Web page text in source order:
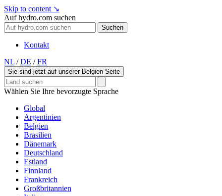
Skip to content ↘
Auf hydro.com suchen
Suchen
Kontakt
NL / DE / FR
Sie sind jetzt auf unserer Belgien Seite
Wählen Sie Ihre bevorzugte Sprache
Global
Argentinien
Belgien
Brasilien
Dänemark
Deutschland
Estland
Finnland
Frankreich
Großbritannien